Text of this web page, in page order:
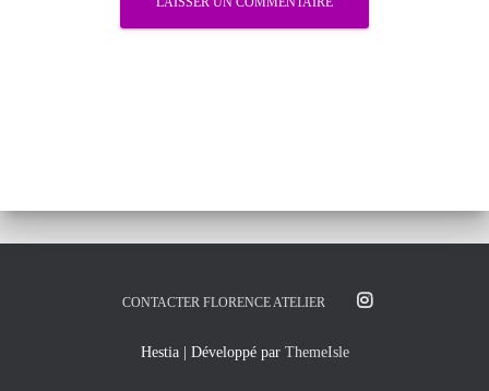
CONTACTER FLORENCE ATELIER
Hestia | Développé par ThemeIsle